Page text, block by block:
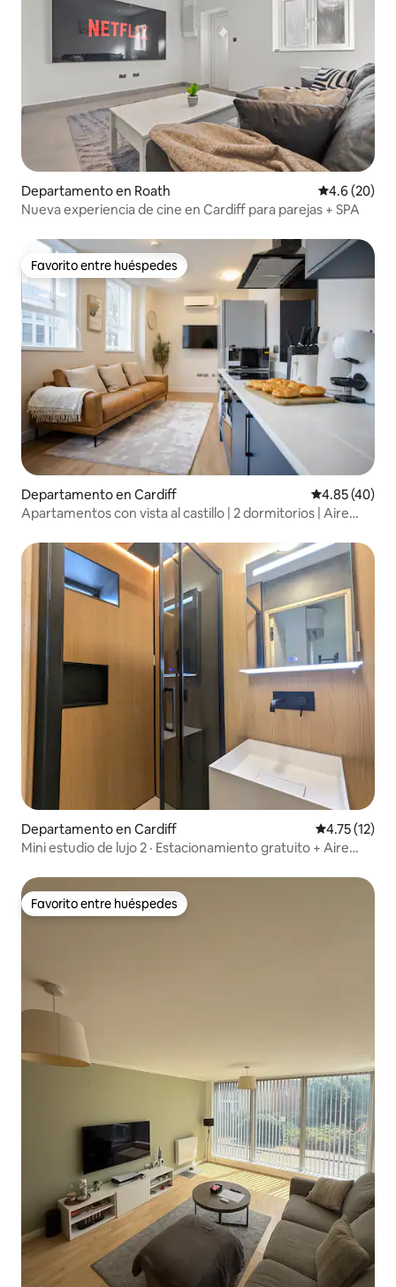
Departamento en Roath Calificación
4.6 (20)
Nueva experiencia de cine en Cardiff para parejas + SPA
Favorito entre huéspedes
Favorito entre huéspedes
Departamento en Cardiff Calificación
4.85 (40)
Apartamentos con vista al castillo | 2 dormitorios | Aire
Departamento en Cardiff Calificación
4.75 (12)
Mini estudio de lujo 2 · Estacionamiento gratuito + Aire
Favorito entre huéspedes
Favorito entre huéspedes